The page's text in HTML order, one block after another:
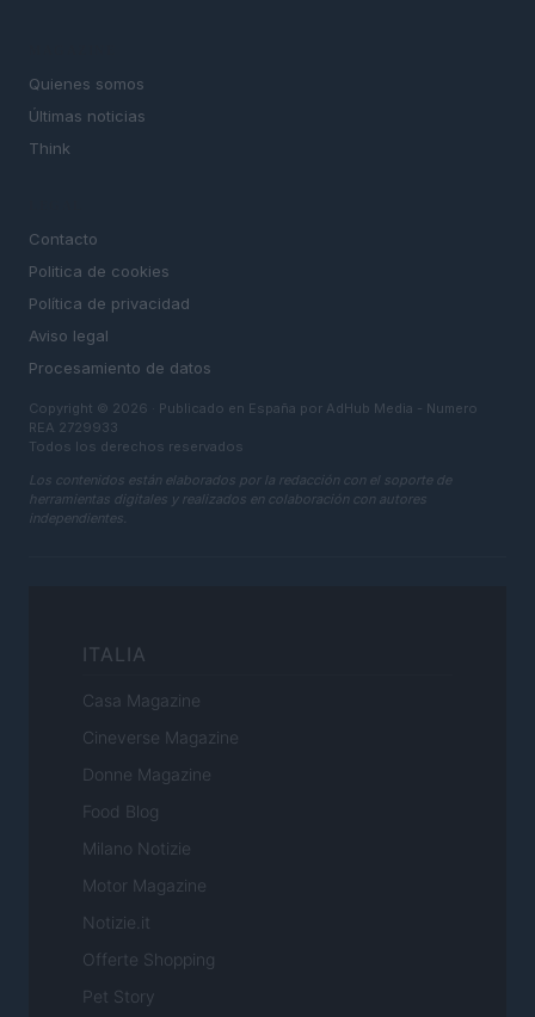
Quienes somos
Últimas noticias
Think
Contacto
Politica de cookies
Política de privacidad
Aviso legal
Procesamiento de datos
Copyright © 2026 · Publicado en España por AdHub Media - Numero
REA 2729933
Todos los derechos reservados
Los contenidos están elaborados por la redacción con el soporte de
herramientas digitales y realizados en colaboración con autores
independientes.
ITALIA
Casa Magazine
Cineverse Magazine
Donne Magazine
Food Blog
Milano Notizie
Motor Magazine
Notizie.it
Offerte Shopping
Pet Story